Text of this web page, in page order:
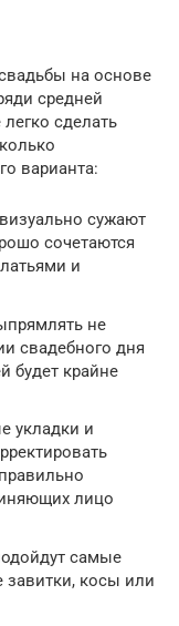
на основе
средней
сделать
варианта:
сужают
сочетаются
и
не
свадебного дня
будет крайне
укладки и
лицо
самые
косы или